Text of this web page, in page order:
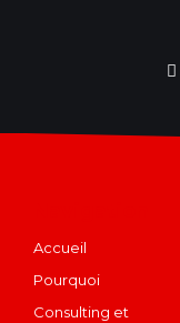
Accueil
Pourquoi
Consulting et